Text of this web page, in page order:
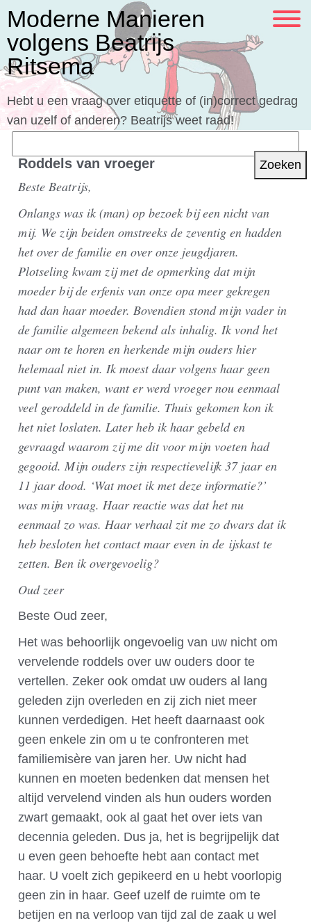
Moderne Manieren
volgens Beatrijs
Ritsema
Hebt u een vraag over etiquette of (in)correct gedrag
van uzelf of anderen? Beatrijs weet raad!
naar:Roddels van vroeger
Beste Beatrijs,
Onlangs was ik (man) op bezoek bij een nicht van
mij. We zijn beiden omstreeks de zeventig en hadden
het over de familie en over onze jeugdjaren.
Plotseling kwam zij met de opmerking dat mijn
moeder bij de erfenis van onze opa meer gekregen
had dan haar moeder. Bovendien stond mijn vader in
de familie algemeen bekend als inhalig. Ik vond het
naar om te horen en herkende mijn ouders hier
helemaal niet in. Ik moest daar volgens haar geen
punt van maken, want er werd vroeger nou eenmaal
veel geroddeld in de familie. Thuis gekomen kon ik
het niet loslaten. Later heb ik haar gebeld en
gevraagd waarom zij me dit voor mijn voeten had
gegooid. Mijn ouders zijn respectievelijk 37 jaar en
11 jaar dood. ‘Wat moet ik met deze informatie?’
was mijn vraag. Haar reactie was dat het nu
eenmaal zo was. Haar verhaal zit me zo dwars dat ik
heb besloten het contact maar even in de ijskast te
zetten. Ben ik overgevoelig?
Oud zeer
Beste Oud zeer,
Het was behoorlijk ongevoelig van uw nicht om
vervelende roddels over uw ouders door te
vertellen. Zeker ook omdat uw ouders al lang
geleden zijn overleden en zij zich niet meer
kunnen verdedigen. Het heeft daarnaast ook
geen enkele zin om u te confronteren met
familiemisère van jaren her. Uw nicht had
kunnen en moeten bedenken dat mensen het
altijd vervelend vinden als hun ouders worden
zwart gemaakt, ook al gaat het over iets van
decennia geleden. Dus ja, het is begrijpelijk dat
u even geen behoefte hebt aan contact met
haar. U voelt zich gepikeerd en u hebt voorlopig
geen zin in haar. Geef uzelf de ruimte om te
betijen en na verloop van tijd zal de zaak u wel